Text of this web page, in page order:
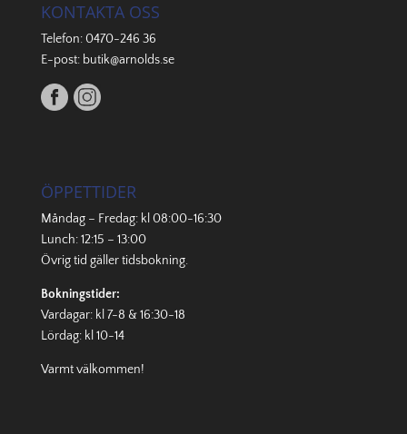
KONTAKTA OSS
Telefon:0470-246 36
E-post: butik@arnolds.se
ÖPPETTIDER
Måndag – Fredag: kl 08:00-16:30
Lunch: 12:15 – 13:00
Övrig tid gällertidsbokning.
Bokningstider:
Vardagar: kl 7-8 & 16:30-18
Lördag: kl 10-14
Varmt välkommen!